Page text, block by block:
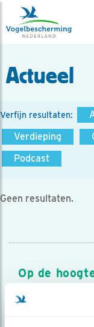
Actueel
Verfijn resultaten:
Verdieping
Podcast
Geen resultaten.
Op de
Meld je aan en
over vogels en